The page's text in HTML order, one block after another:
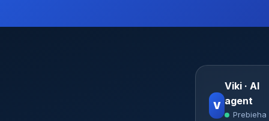
V
Viki · AI
agent
Prebieha